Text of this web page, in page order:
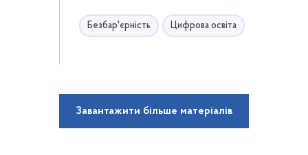
Безбар'єрність Цифрова освіта
Завантажити більше матеріалів